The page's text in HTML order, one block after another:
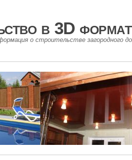
в 3D
о строительстве загородного